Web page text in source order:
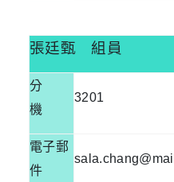
張廷甄 組員
分
機
3201
電子郵
件